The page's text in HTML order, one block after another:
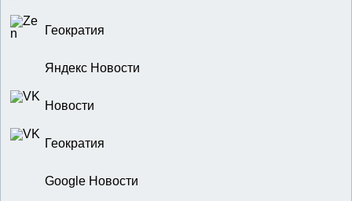
Геократия
Яндекс Новости
Новости
Геократия
Google Новости